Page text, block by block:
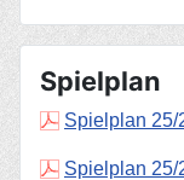
Spielplan
Spielplan 25/
Spielplan 25/